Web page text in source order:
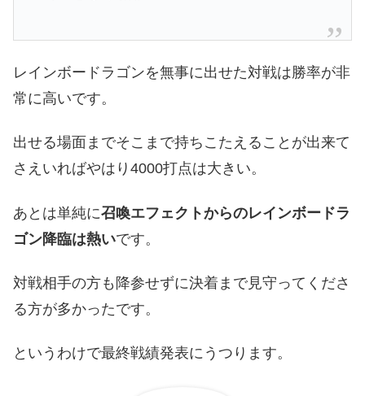
レインボードラゴンを無事に出せた対戦は勝率が非
常に高いです。
出せる場面までそこまで持ちこたえることが出来て
さえいればやはり4000打点は大きい。
あとは単純に召喚エフェクトからのレインボードラ
ゴン降臨は熱いです。
対戦相手の方も降参せずに決着まで見守ってくださ
る方が多かったです。
というわけで最終戦績発表にうつります。